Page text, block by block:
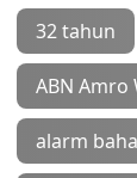
32 tahun
ABN Amro
alarm